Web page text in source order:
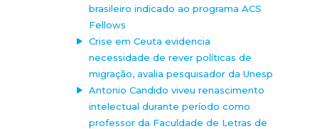
brasileiro indicado ao programa ACS
Fellows
Crise em Ceuta evidencia
necessidade de rever políticas de
migração, avalia pesquisador da Unesp
Antonio Candido viveu renascimento
intelectual durante período como
professor da Faculdade de Letras de